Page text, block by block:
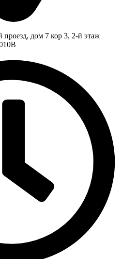
проезд, дом 7 кор 3, 2-й этаж